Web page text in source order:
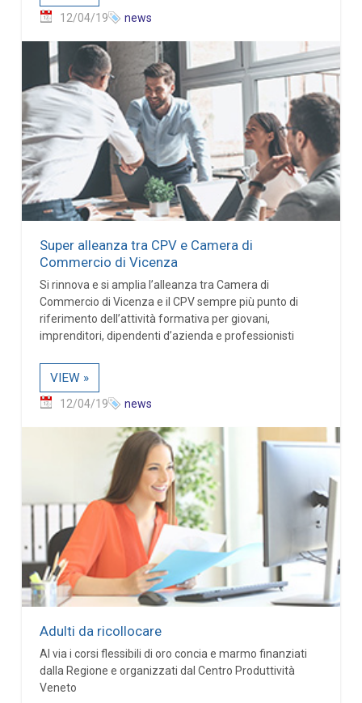
12/04/19 news
Super alleanza tra CPV e Camera di
Commercio di Vicenza
Si rinnova e si amplia l’alleanza tra Camera di
Commercio di Vicenza e il CPV sempre più punto di
riferimento dell’attività formativa per giovani,
imprenditori, dipendenti d’azienda e professionisti
VIEW »
12/04/19 news
Adulti da ricollocare
Al via i corsi flessibili di oro concia e marmo finanziati
dalla Regione e organizzati dal Centro Produttività
Veneto